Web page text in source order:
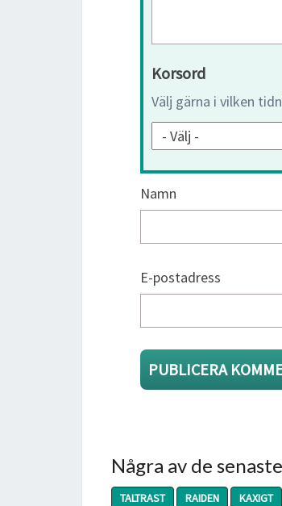
Korsord
Välj gärna i vilken
Namn
E-postadress
Några av de
TALTRAST RAIDEN KAXIGT